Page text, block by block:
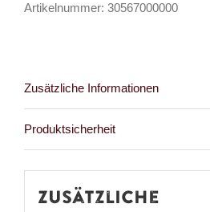
Artikelnummer: 30567000000
Zusätzliche Informationen
Produktsicherheit
Zusätzliche